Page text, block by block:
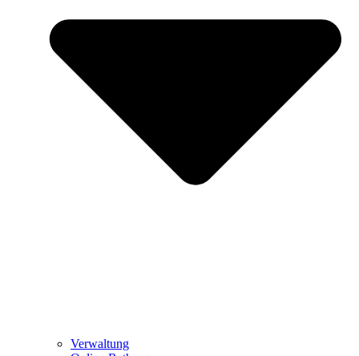
Verwaltung